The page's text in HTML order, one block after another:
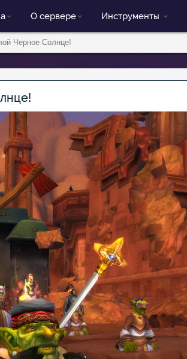
О сервере Инструменты
Черное Солнце!